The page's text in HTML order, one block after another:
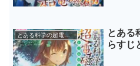
とある科学の超電磁砲
とある
らすじ